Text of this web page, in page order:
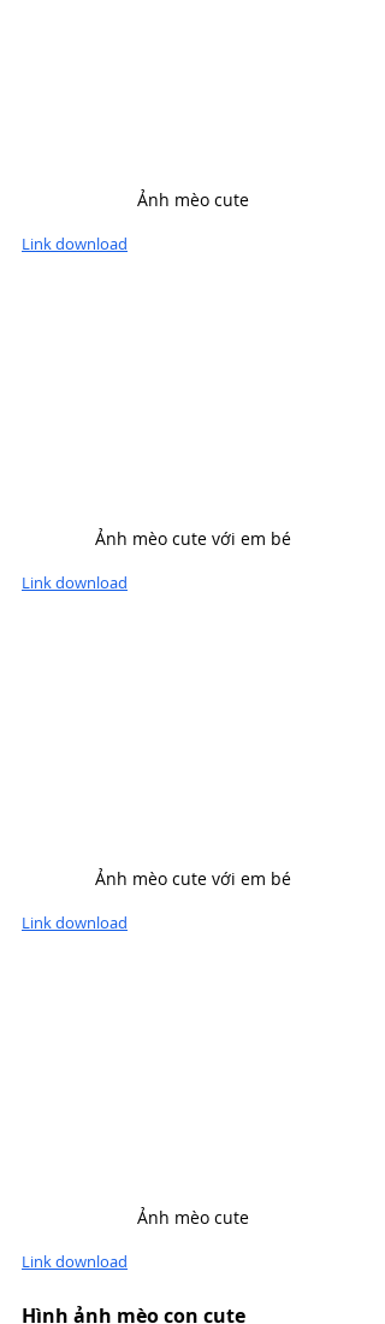
Ảnh mèo cute
Link download
Ảnh mèo cute với em bé
Link download
Ảnh mèo cute với em bé
Link download
Ảnh mèo cute
Link download
Hình ảnh mèo con cute